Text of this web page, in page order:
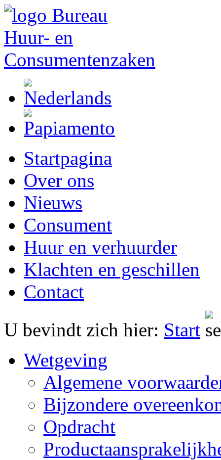
Startpagina
Over ons
Nieuws
Consument
Huur en verhuurder
Klachten en geschillen
Contact
U bevindt zich hier: Start
Wetgeving
Algemene
Bijzondere
Opdracht